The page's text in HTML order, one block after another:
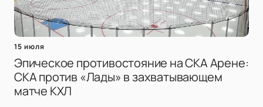
15 июля
Эпическое противостояние на СКА Арене:
СКА против «Лады» в захватывающем
матче КХЛ